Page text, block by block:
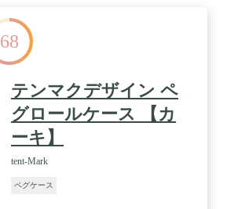
68
テンマクデザイン ペ
グロールケース 【カ
ーキ】
tent-Mark
ペグケース